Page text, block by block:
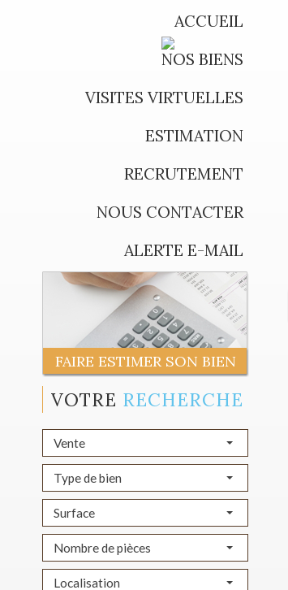
ACCUEIL
NOS BIENS
VISITES VIRTUELLES
ESTIMATION
RECRUTEMENT
NOUS CONTACTER
ALERTE E-MAIL
FAIRE ESTIMER SON BIEN
VOTRE RECHERCHE
Vente
Type de bien
Surface
Nombre de pièces
Localisation